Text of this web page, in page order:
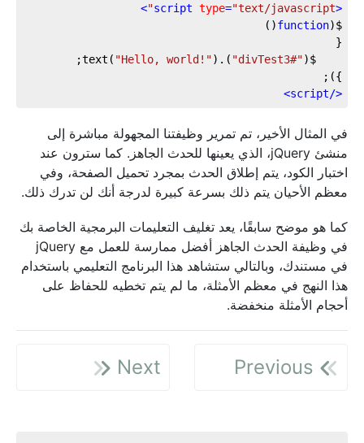
<
script type="text/javascript"
>
$(
function
(
)
"#divTest3"
).text(
"Hello, world!"
});
</
script
>
في المثال الأخير، تم تمرير وظيفتنا المجهولة مباشرة إلى
منشئ jQuery، الذي يعينها للحدث الجاهز. كما سترون عند
اختبار الكود، يتم إطلاق الحدث بمجرد تحميل الصفحة، وفي
معظم الأحيان يتم ذلك بسرعة كبيرة لدرجة أنك لن تدرك ذلك.
كما هو موضح سابقًا، يعد تغليف التعليمات البرمجية الخاصة بك
في وظيفة الحدث الجاهز أفضل ممارسة للعمل مع jQuery
في مستندك، وبالتالي ستشاهد هذا البرنامج التعليمي باستخدام
هذا النهج في معظم الأمثلة، ما لم يتم تخطيه للحفاظ على
أحجام الأمثلة منخفضة.
Next